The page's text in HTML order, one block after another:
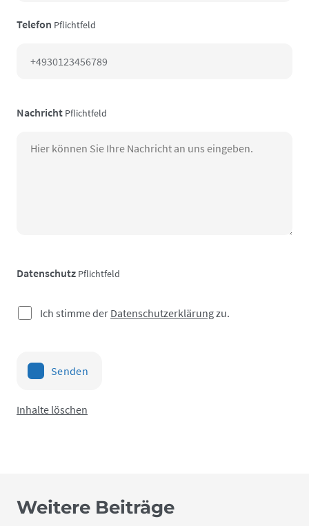
Telefon Pflichtfeld
Nachricht Pflichtfeld
Datenschutz Pflichtfeld
Ich stimme der Datenschutzerklärungzu.
Senden
Inhalte löschen
Weitere Beiträge